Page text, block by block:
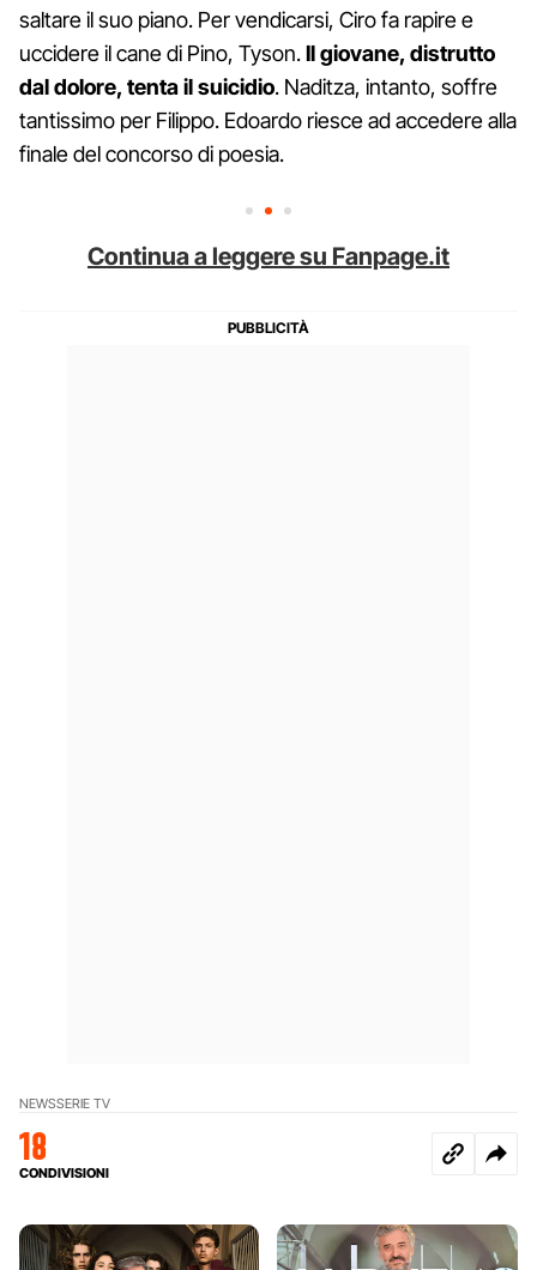
saltare il suo piano. Per vendicarsi, Ciro fa rapire e
uccidere il cane di Pino, Tyson.Il giovane, distrutto
dal dolore, tenta il suicidio. Naditza, intanto, soffre
tantissimo per Filippo. Edoardo riesce ad accedere alla
finale del concorso di poesia.
Continua a leggere su Fanpage.it
NEWSSERIE TV
18
CONDIVISIONI